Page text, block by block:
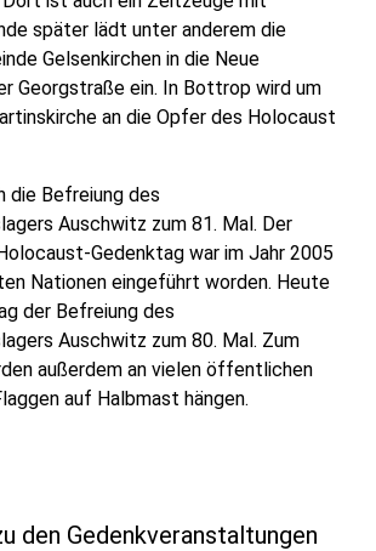
später lädt unter anderem die
Gelsenkirchen in die Neue
Georgstraße ein. In Bottrop wird um
an die Opfer des Holocaust
die Befreiung des
Auschwitz zum 81. Mal. Der
Gedenktag war im Jahr 2005
Nationen eingeführt worden. Heute
der Befreiung des
Auschwitz zum 80. Mal. Zum
außerdem an vielen öffentlichen
auf Halbmast hängen.
den Gedenkveranstaltungen